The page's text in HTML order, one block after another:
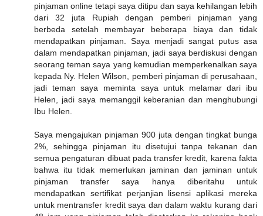
pinjaman online tetapi saya ditipu dan saya kehilangan lebih
dari 32 juta Rupiah dengan pemberi pinjaman yang
berbeda setelah membayar beberapa biaya dan tidak
mendapatkan pinjaman. Saya menjadi sangat putus asa
dalam mendapatkan pinjaman, jadi saya berdiskusi dengan
seorang teman saya yang kemudian memperkenalkan saya
kepada Ny. Helen Wilson, pemberi pinjaman di perusahaan,
jadi teman saya meminta saya untuk melamar dari ibu
Helen, jadi saya memanggil keberanian dan menghubungi
Ibu Helen.
Saya mengajukan pinjaman 900 juta dengan tingkat bunga
2%, sehingga pinjaman itu disetujui tanpa tekanan dan
semua pengaturan dibuat pada transfer kredit, karena fakta
bahwa itu tidak memerlukan jaminan dan jaminan untuk
pinjaman transfer saya hanya diberitahu untuk
mendapatkan sertifikat perjanjian lisensi aplikasi mereka
untuk mentransfer kredit saya dan dalam waktu kurang dari